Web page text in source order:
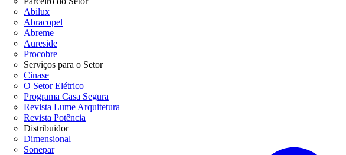
Abilux
Abracopel
Abreme
Aureside
Procobre
Serviços para o Setor
Cinase
O Setor Elétrico
Programa Casa Segura
Revista Lume Arquitetura
Revista Potência
Distribuidor
Dimensional
Sonepar